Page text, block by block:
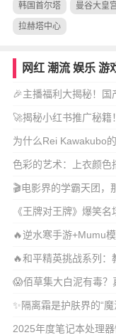
韩国首尔塔 曼谷大皇
拉赫塔中心
网红 潮流 娱乐 游
🎉主播福利大揭秘！国
🚀揭秘小红书推广秘籍
为什么Rei Kawakubo
色彩的艺术：上衣颜色
🎬电影界的学霸天团，
《王牌对王牌》爆笑
🔥逆水寒手游+Mumu
江湖
🔥和平精英挑战系列：
😱佰草集大白泥有毒？
✨隔离霜是护肤界的“
2025年度笔记本处理